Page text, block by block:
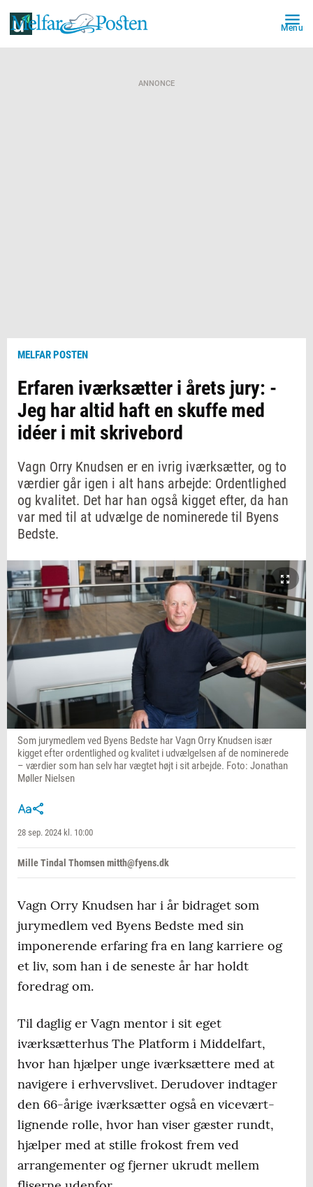
Menu
ANNONCE
MELFAR POSTEN
Erfaren iværksætter i årets jury: -
Jeg har altid haft en skuffe med
idéer i mit skrivebord
Vagn Orry Knudsen er en ivrig iværksætter, og to
værdier går igen i alt hans arbejde: Ordentlighed
og kvalitet. Det har han også kigget efter, da han
var med til at udvælge de nominerede til Byens
Bedste.
Som jurymedlem ved Byens Bedste har Vagn Orry Knudsen især
kigget efter ordentlighed og kvalitet i udvælgelsen af de nominerede
– værdier som han selv har vægtet højt i sit arbejde. Foto: Jonathan
Møller Nielsen
28 sep. 2024 kl. 10:00
Mille Tindal Thomsen mitth@fyens.dk
Vagn Orry Knudsen har i år bidraget som
jurymedlem ved Byens Bedste med sin
imponerende erfaring fra en lang karriere og
et liv, som han i de seneste år har holdt
foredrag om.
Til daglig er Vagn mentor i sit eget
iværksætterhus The Platform i Middelfart,
hvor han hjælper unge iværksættere med at
navigere i erhvervslivet. Derudover indtager
den 66-årige iværksætter også en vicevært-
lignende rolle, hvor han viser gæster rundt,
hjælper med at stille frokost frem ved
arrangementer og fjerner ukrudt mellem